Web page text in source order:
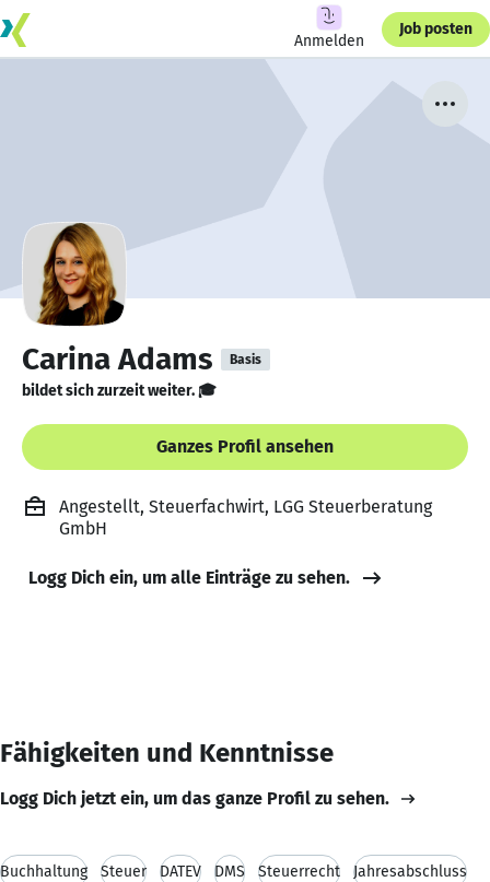
Anmelden
Job posten
Carina Adams Basis
bildet sich zurzeit weiter. 🎓
Ganzes Profil ansehen
Angestellt, Steuerfachwirt, LGG Steuerberatung
GmbH
Logg Dich ein, um alle Einträge zu sehen.
Fähigkeiten und Kenntnisse
Logg Dich jetzt ein, um das ganze Profil zu sehen.
Buchhaltung Steuer DATEV DMS Steuerrecht Jahresabschluss